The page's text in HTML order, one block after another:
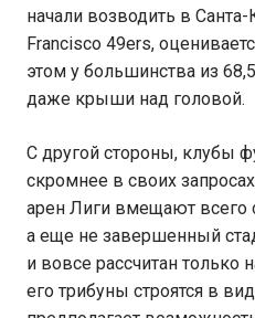
начали возводить в
Francisco 49ers,
этом у большинства из
даже крыши над головой.
С другой стороны, клубы
скромнее в своих
арен Лиги вмещают всего
а еще не завершенный
и вовсе рассчитан только
его трибуны строятся в